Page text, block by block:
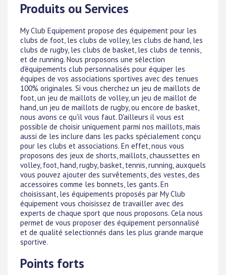
Produits ou Services
My Club Equipement propose des équipement pour les
clubs de foot, les clubs de volley, les clubs de hand, les
clubs de rugby, les clubs de basket, les clubs de tennis,
et de running. Nous proposons une sélection
d'équipements club personnalisés pour équiper les
équipes de vos associations sportives avec des tenues
100% originales. Si vous cherchez un jeu de maillots de
foot, un jeu de maillots de volley, un jeu de maillot de
hand, un jeu de maillots de rugby, ou encore de basket,
nous avons ce qu'il vous faut. D'ailleurs il vous est
possible de choisir uniquement parmi nos maillots, mais
aussi de les inclure dans les packs spécialement conçu
pour les clubs et associations. En effet, nous vous
proposons des jeux de shorts, maillots, chaussettes en
volley, foot, hand, rugby, basket, tennis, running, auxquels
vous pouvez ajouter des survêtements, des vestes, des
accessoires comme les bonnets, les gants. En
choisissant, les équipements proposés par My Club
équipement vous choisissez de travailler avec des
experts de chaque sport que nous proposons. Cela nous
permet de vous proposer des équipement personnalisé
et de qualité selectionnés dans les plus grande marque
sportive.
Points forts